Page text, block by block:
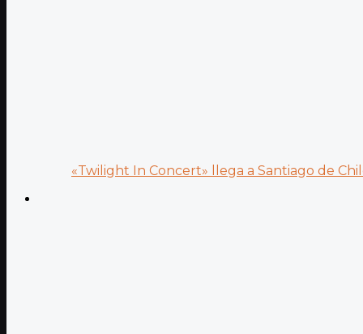
«Twilight In Concert» llega a Santiago de